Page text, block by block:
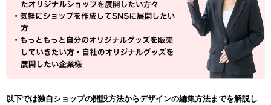
以下では独自ショップの開設方法からデザインの編集方法までを解説し